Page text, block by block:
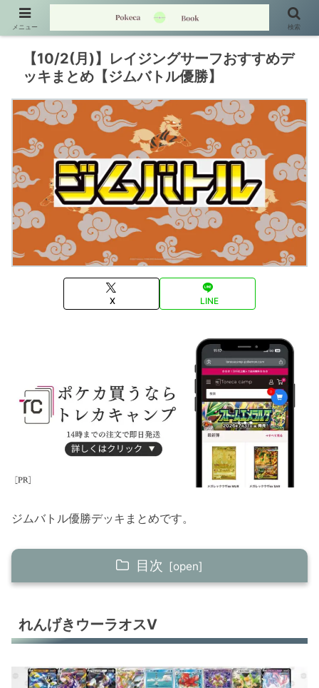
【10/2(月)】レイジングサーフおすすめデ
ッキまとめ【ジムバトル優勝】
X LINE
ジムバトル優勝デッキまとめです。
目次
ガブリアスex
れんげきウーラオスV
メニュー 検索